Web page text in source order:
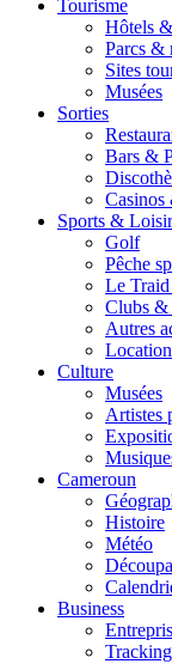
Tourisme
Hôtels
Parcs &
Sites
Musées
Sorties
Bars &
Casinos
Sports &
Golf
Pêche
Le
Clubs &
Autres
Culture
Musées
Artistes
Cameroun
Histoire
Météo
Business